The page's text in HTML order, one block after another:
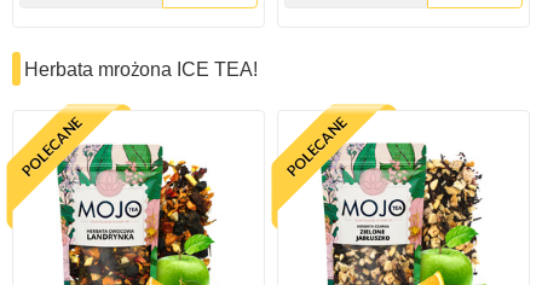
Herbata mrożona ICE TEA!